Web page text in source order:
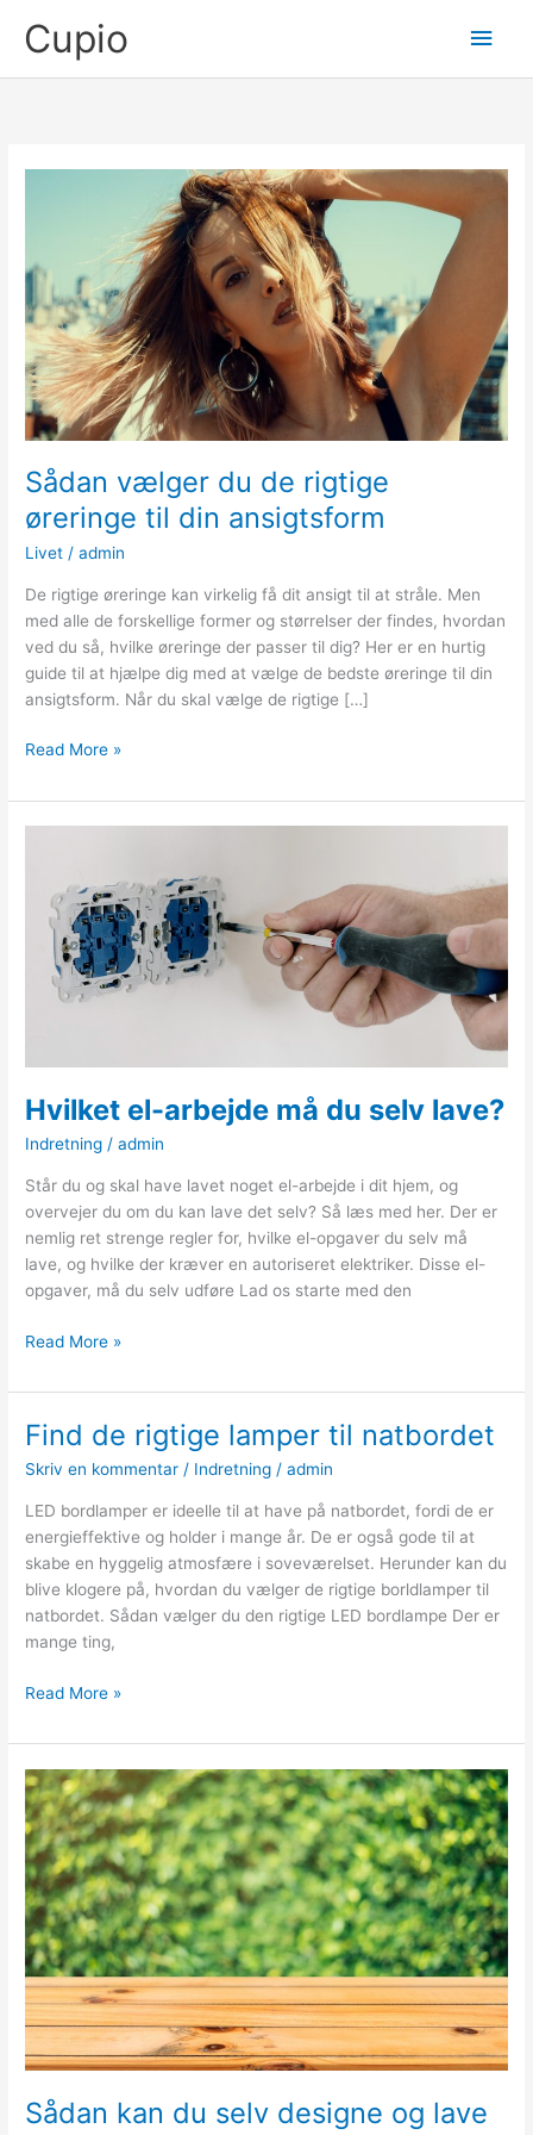
Cupio
Sådan vælger du de rigtige
øreringe til din ansigtsform
Livet /admin
De rigtige øreringe kan virkelig få dit ansigt til at stråle. Men
med alle de forskellige former og størrelser der findes, hvordan
ved du så, hvilke øreringe der passer til dig? Her er en hurtig
guide til at hjælpe dig med at vælge de bedste øreringe til din
ansigtsform. Når du skal vælge de rigtige […]
Sådan
du
de
ansigtsform
Read More »
Hvilket el-arbejde må du selv lave?
Indretning /admin
Står du og skal have lavet noget el-arbejde i dit hjem, og
overvejer du om du kan lave det selv? Så læs med her. Der er
nemlig ret strenge regler for, hvilke el-opgaver du selv må
lave, og hvilke der kræver en autoriseret elektriker. Disse el-
opgaver, må du selv udføre Lad os starte med den
Hvilket
arbejde
du
selv
Read More »
Find de rigtige lamper til natbordet
Skriv en kommentar / Indretning /admin
LED bordlamper er ideelle til at have på natbordet, fordi de er
energieffektive og holder i mange år. De er også gode til at
skabe en hyggelig atmosfære i soveværelset. Herunder kan du
blive klogere på, hvordan du vælger de rigtige borldlamper til
natbordet. Sådan vælger du den rigtige LED bordlampe Der er
mange ting,
Find
rigtige
lamper
til
natbordet
Read More »
Sådan kan du selv designe og lave